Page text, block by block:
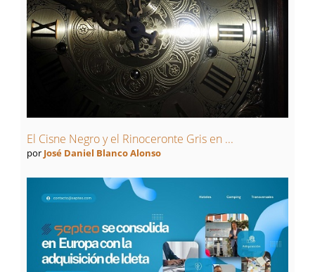
El Cisne Negro y el Rinoceronte Gris en ...
por José Daniel Blanco Alonso